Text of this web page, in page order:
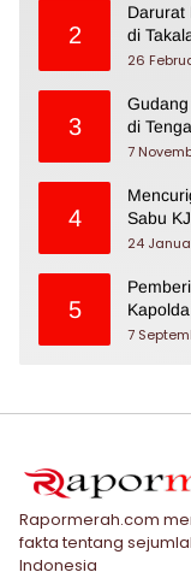
2
Darurat
di
26
3
di
7
4
Sabu
24
5
7
Rapormerah.com
fakta tentang
Indonesia